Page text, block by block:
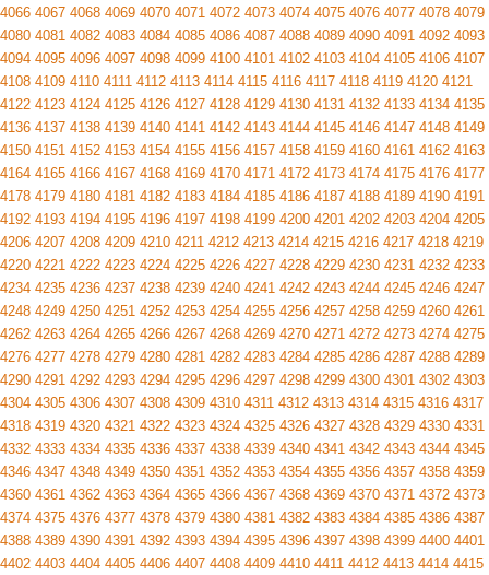
4066 4067 4068 4069 4070 4071 4072 4073 4074 4075 4076 4077 4078 4079
4080 4081 4082 4083 4084 4085 4086 4087 4088 4089 4090 4091 4092 4093
4094 4095 4096 4097 4098 4099 4100 4101 4102 4103 4104 4105 4106 4107
4108 4109 4110 4111 4112 4113 4114 4115 4116 4117 4118 4119 4120 4121
4122 4123 4124 4125 4126 4127 4128 4129 4130 4131 4132 4133 4134 4135
4136 4137 4138 4139 4140 4141 4142 4143 4144 4145 4146 4147 4148 4149
4150 4151 4152 4153 4154 4155 4156 4157 4158 4159 4160 4161 4162 4163
4164 4165 4166 4167 4168 4169 4170 4171 4172 4173 4174 4175 4176 4177
4178 4179 4180 4181 4182 4183 4184 4185 4186 4187 4188 4189 4190 4191
4192 4193 4194 4195 4196 4197 4198 4199 4200 4201 4202 4203 4204 4205
4206 4207 4208 4209 4210 4211 4212 4213 4214 4215 4216 4217 4218 4219
4220 4221 4222 4223 4224 4225 4226 4227 4228 4229 4230 4231 4232 4233
4234 4235 4236 4237 4238 4239 4240 4241 4242 4243 4244 4245 4246 4247
4248 4249 4250 4251 4252 4253 4254 4255 4256 4257 4258 4259 4260 4261
4262 4263 4264 4265 4266 4267 4268 4269 4270 4271 4272 4273 4274 4275
4276 4277 4278 4279 4280 4281 4282 4283 4284 4285 4286 4287 4288 4289
4290 4291 4292 4293 4294 4295 4296 4297 4298 4299 4300 4301 4302 4303
4304 4305 4306 4307 4308 4309 4310 4311 4312 4313 4314 4315 4316 4317
4318 4319 4320 4321 4322 4323 4324 4325 4326 4327 4328 4329 4330 4331
4332 4333 4334 4335 4336 4337 4338 4339 4340 4341 4342 4343 4344 4345
4346 4347 4348 4349 4350 4351 4352 4353 4354 4355 4356 4357 4358 4359
4360 4361 4362 4363 4364 4365 4366 4367 4368 4369 4370 4371 4372 4373
4374 4375 4376 4377 4378 4379 4380 4381 4382 4383 4384 4385 4386 4387
4388 4389 4390 4391 4392 4393 4394 4395 4396 4397 4398 4399 4400 4401
4402 4403 4404 4405 4406 4407 4408 4409 4410 4411 4412 4413 4414 4415